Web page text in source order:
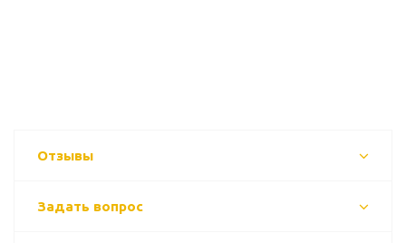
Отзывы
Задать вопрос